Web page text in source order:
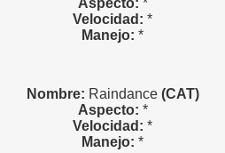
Aspecto: *
Velocidad: *
Manejo: *
Nombre: Raindance (CAT)
Aspecto: *
Velocidad: *
Manejo: *